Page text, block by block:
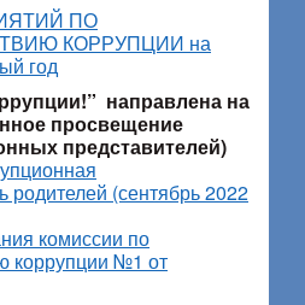
ПО
КОРРУПЦИИ на
год
направлена на
просвещение
представителей)
родителей (сентябрь 2022
комиссии по
коррупции №1 от